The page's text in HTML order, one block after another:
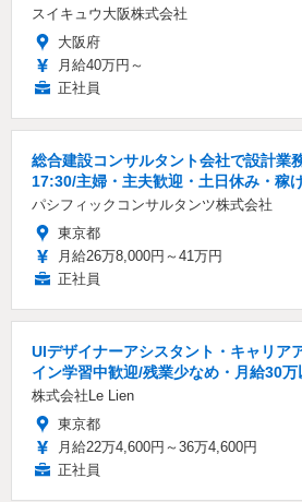
スイキュウ大阪株式会社
大阪府
月給40万円～
正社員
総合建設コンサルタント会社で設計業
17:30/主婦・主夫歓迎・土日休み・稼
パシフィックコンサルタンツ株式会社
東京都
月給26万8,000円～41万円
正社員
UIデザイナーアシスタント・キャリア
イン学習中歓迎/残業少なめ・月給30
株式会社Le Lien
東京都
月給22万4,600円～36万4,600円
正社員